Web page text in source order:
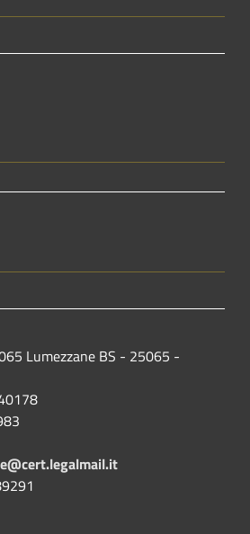
Lumezzane BS - 25065 -